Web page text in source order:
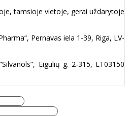
tamsioje vietoje, gerai uždarytoje
Pernavas iela 1-39, Riga, LV-
Eigulių g. 2-315, LT03150